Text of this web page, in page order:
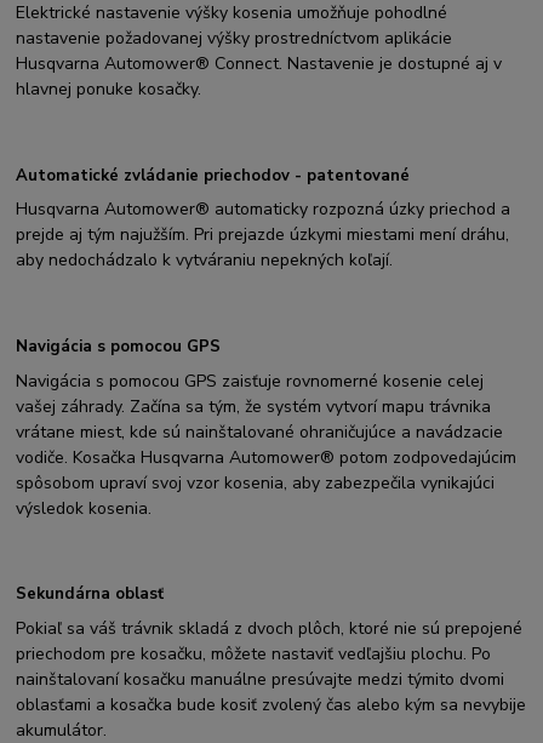
Elektrické nastavenie výšky kosenia umožňuje pohodlné
nastavenie požadovanej výšky prostredníctvom aplikácie
Husqvarna Automower® Connect. Nastavenie je dostupné aj v
hlavnej ponuke kosačky.
Automatické zvládanie priechodov - patentované
Husqvarna Automower® automaticky rozpozná úzky priechod a
prejde aj tým najužším. Pri prejazde úzkymi miestami mení dráhu,
aby nedochádzalo k vytváraniu nepekných koľají.
Navigácia s pomocou GPS
Navigácia s pomocou GPS zaisťuje rovnomerné kosenie celej
vašej záhrady. Začína sa tým, že systém vytvorí mapu trávnika
vrátane miest, kde sú nainštalované ohraničujúce a navádzacie
vodiče. Kosačka Husqvarna Automower® potom zodpovedajúcim
spôsobom upraví svoj vzor kosenia, aby zabezpečila vynikajúci
výsledok kosenia.
Sekundárna oblasť
Pokiaľ sa váš trávnik skladá z dvoch plôch, ktoré nie sú prepojené
priechodom pre kosačku, môžete nastaviť vedľajšiu plochu. Po
nainštalovaní kosačku manuálne presúvajte medzi týmito dvomi
oblasťami a kosačka bude kosiť zvolený čas alebo kým sa nevybije
akumulátor.